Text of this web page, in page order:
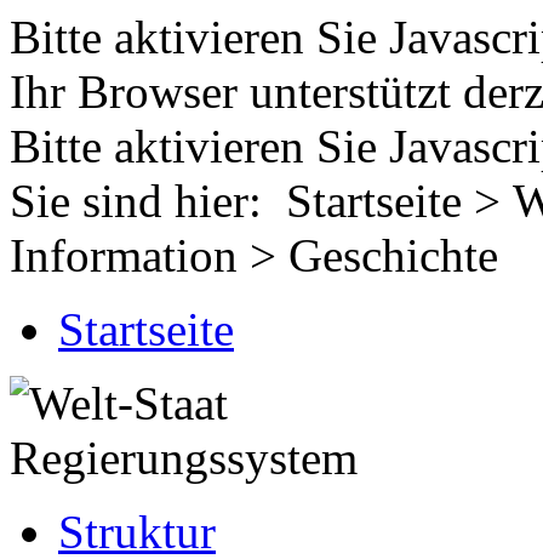
Bitte aktivieren Sie
Ihr Browser unterstützt
Bitte aktivieren Sie
Sie sind hier: Startseite >
Information > Geschichte
Startseite
Struktur